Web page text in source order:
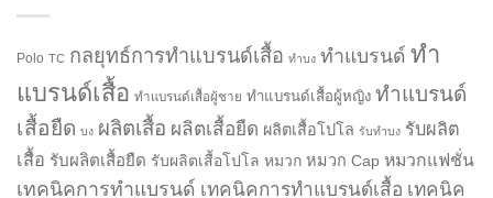
Polo TC กลยุทธ์การทำแบรนด์เสื้อ ทำบง ทำแบรนด์ ทำ
แบรนด์เสื้อ ทำแบรนด์เสื้อผู้ชาย ทำแบรนด์เสื้อผู้หญิง ทำแบรนด์
เสื้อยืด บง ผลิตเสื้อ ผลิตเสื้อยืด ผลิตเสื้อโปโล รับทำบง รับผลิต
เสื้อ รับผลิตเสื้อยืด รับผลิตเสื้อโปโล หมวก หมวก Cap หมวกแฟชั่น
เทคนิคการทำแบรนด์ เทคนิคการทำแบรนด์เสื้อ เทคนิค